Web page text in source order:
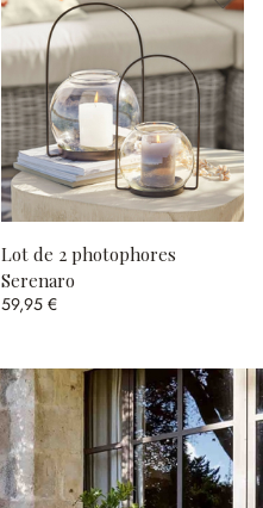
Lot de 2 photophores
Serenaro
59,95 €